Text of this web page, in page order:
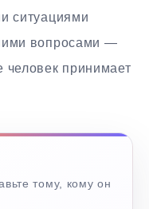
ситуациями
вопросами —
человек принимает
тому, кому он